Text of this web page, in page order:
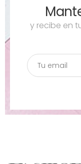
y recibe en